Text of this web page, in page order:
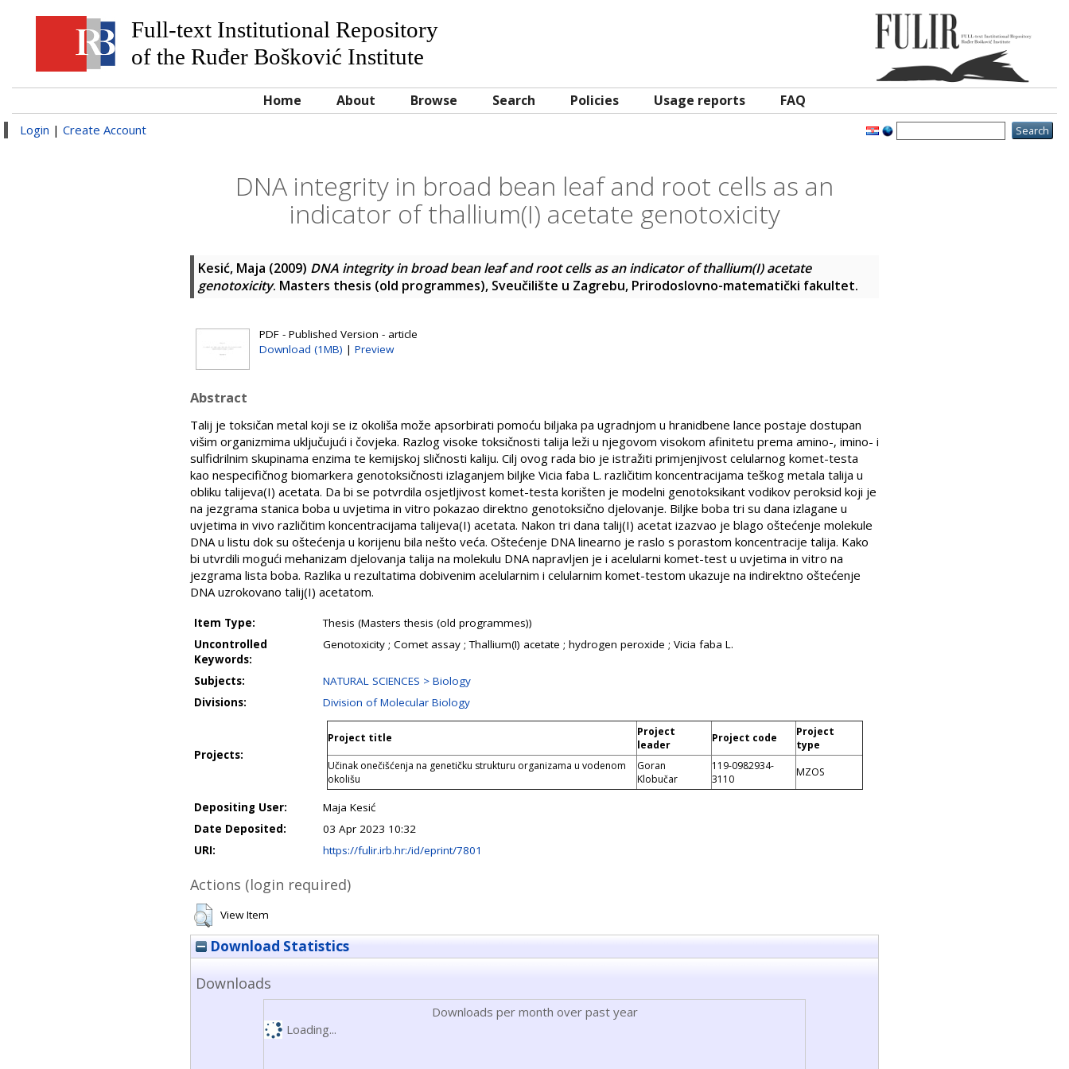
Full-text Institutional Repository
of the Ruđer Bošković Institute
Home About Browse Search Policies Usage reports FAQ
Login | Create Account
DNA integrity in broad bean leaf and root cells as an
indicator of thallium(I) acetate genotoxicity
Kesić, Maja (2009) DNA integrity in broad bean leaf and root cells as an indicator of thallium(I) acetate
genotoxicity. Masters thesis (old programmes), Sveučilište u Zagrebu, Prirodoslovno-matematički fakultet.
PDF - Published Version - article
Download (1MB) | Preview
Abstract
Talij je toksičan metal koji se iz okoliša može apsorbirati pomoću biljaka pa ugradnjom u hranidbene lance postaje dostupan
višim organizmima uključujući i čovjeka. Razlog visoke toksičnosti talija leži u njegovom visokom afinitetu prema amino-, imino- i
sulfidrilnim skupinama enzima te kemijskoj sličnosti kaliju. Cilj ovog rada bio je istražiti primjenjivost celularnog komet-testa
kao nespecifičnog biomarkera genotoksičnosti izlaganjem biljke Vicia faba L. različitim koncentracijama teškog metala talija u
obliku talijeva(I) acetata. Da bi se potvrdila osjetljivost komet-testa korišten je modelni genotoksikant vodikov peroksid koji je
na jezgrama stanica boba u uvjetima in vitro pokazao direktno genotoksično djelovanje. Biljke boba tri su dana izlagane u
uvjetima in vivo različitim koncentracijama talijeva(I) acetata. Nakon tri dana talij(I) acetat izazvao je blago oštećenje molekule
DNA u listu dok su oštećenja u korijenu bila nešto veća. Oštećenje DNA linearno je raslo s porastom koncentracije talija. Kako
bi utvrdili mogući mehanizam djelovanja talija na molekulu DNA napravljen je i acelularni komet-test u uvjetima in vitro na
jezgrama lista boba. Razlika u rezultatima dobivenim acelularnim i celularnim komet-testom ukazuje na indirektno oštećenje
DNA uzrokovano talij(I) acetatom.
Item Type:
Thesis (Masters thesis (old programmes))
Uncontrolled
Keywords:
Genotoxicity ; Comet assay ; Thallium(I) acetate ; hydrogen peroxide ; Vicia faba L.
Subjects:
NATURAL SCIENCES > Biology
Divisions:
Division of Molecular Biology
Projects:
Project title
Project
leader
Project code
Project
type
Učinak onečišćenja na genetičku strukturu organizama u vodenom
okolišu
Goran
Klobučar
119-0982934-
3110
MZOS
Depositing User:
Maja Kesić
Date Deposited:
03 Apr 2023 10:32
URI:
https://fulir.irb.hr:/id/eprint/7801
Actions (login required)
View Item
Download Statistics
Downloads
Downloads per month over past year
Loading...